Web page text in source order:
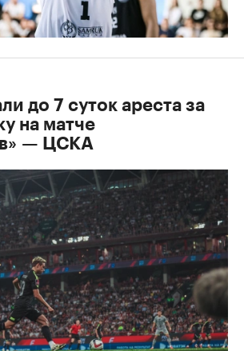
до 7 суток ареста за
на матче
— ЦСКА